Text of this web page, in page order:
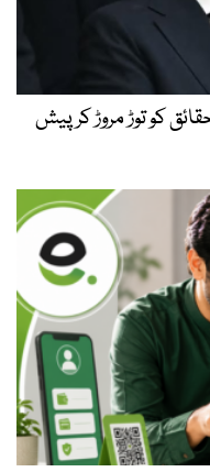
کو توڑ مروڑ کر پیش